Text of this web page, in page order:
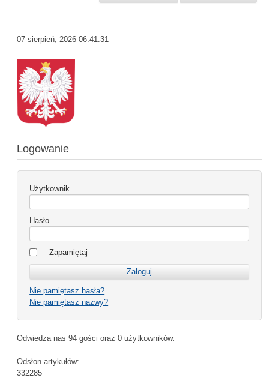
07 sierpień, 202606:41:31
Logowanie
Użytkownik
Hasło
Zapamiętaj
Nie pamiętasz hasła?
Nie pamiętasz nazwy?
Odwiedza nas 94 gości oraz 0 użytkowników.
Odsłon artykułów:
332285